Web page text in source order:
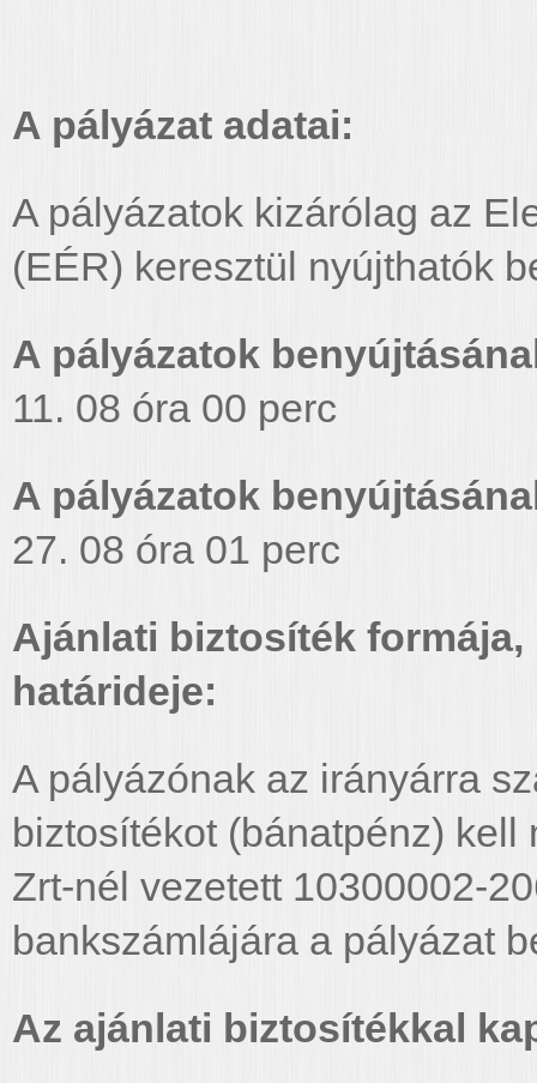
A pályázat adatai:
A pályázatok kizárólag az
(EÉR) keresztül nyújthatók
A pályázatok
11. 08 óra 00 perc
A pályázatok
27. 08 óra 01 perc
Ajánlati biztosíték
határideje:
A pályázónak az irányárra
biztosítékot (bánatpénz)
Zrt-nél vezetett 10300002-
bankszámlájára a pályázat
Az ajánlati biztosítékkal